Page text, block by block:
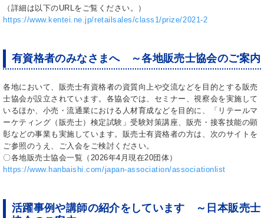
（詳細は以下のURLをご覧ください。）
https://www.kentei.ne.jp/retailsales/class1/prize/2021-2
有資格者のみなさまへ ～各地販売士協会のご案内
各地において、販売士有資格者の資質向上や交流などを目的とする販売
士協会が設立されています。各協会では、セミナー、視察会を実施して
いるほか、小売・流通業における人材育成などを目的に、「リテールマ
ーケティング（販売士）検定試験」受験対策講座、販売・接客技能の顕
彰などの事業も実施しています。販売士有資格者の方は、次のサイトを
ご参照のうえ、ご入会をご検討ください。
〇各地販売士協会一覧（2026年4月現在20団体）
https://www.hanbaishi.com/japan-association/associationlist
活躍事例や講師の紹介をしています ～日本販売士